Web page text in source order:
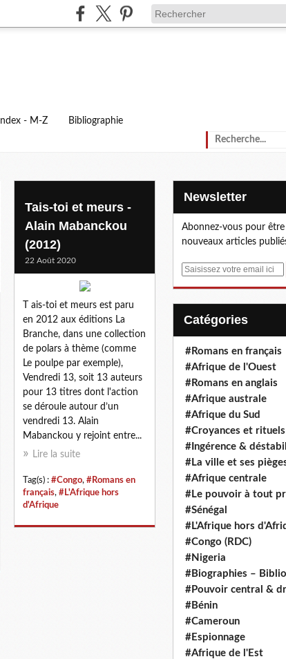
Index - M-Z Bibliographie
Tais-toi et meurs -
Alain Mabanckou
(2012)
22 Août 2020
T ais-toi et meurs est paru
en 2012 aux éditions La
Branche, dans une collection
de polars à thème (comme
Le poulpe par exemple),
Vendredi 13, soit 13 auteurs
pour 13 titres dont l'action
se déroule autour d’un
vendredi 13. Alain
Mabanckou y rejoint entre...
Lire la suite
Tag(s) : #Congo, #Romans en
français, #L'Afrique hors
d'Afrique
Newsletter
Abonnez-vous pour
nouveaux articles
E
Catégories
#Romans en français
#Afrique de l'Ouest
#Romans en anglais
#Afrique australe
#Afrique du Sud
#Croyances et rituels
#Ingérence &
#La ville et ses
#Afrique centrale
#Le pouvoir à tout
#Sénégal
#L'Afrique hors
#Congo (RDC)
#Nigeria
#Biographies –
#Pouvoir central &
#Bénin
#Cameroun
#Espionnage
#Afrique de l'Est